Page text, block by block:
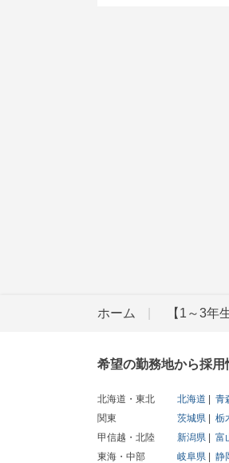
ホーム 【1～3年
希望の勤務地から採用
北海道・東北 北海道 青
関東
茨城県 栃
甲信越・北陸
新潟県 富
東海・中部
岐阜県 静